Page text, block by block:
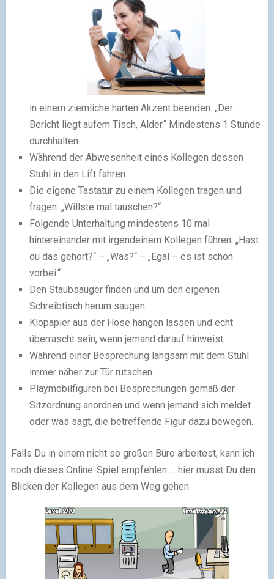
in einem ziemliche harten Akzent beenden. „Der
Bericht liegt aufem Tisch, Alder.“ Mindestens 1 Stunde
durchhalten.
Während der Abwesenheit eines Kollegen dessen
Stuhl in den Lift fahren.
Die eigene Tastatur zu einem Kollegen tragen und
fragen: „Willste mal tauschen?“
Folgende Unterhaltung mindestens 10 mal
hintereinander mit irgendeinem Kollegen führen: „Hast
du das gehört?“ – „Was?“ – „Egal – es ist schon
vorbei.“
Den Staubsauger finden und um den eigenen
Schreibtisch herum saugen.
Klopapier aus der Hose hängen lassen und echt
überrascht sein, wenn jemand darauf hinweist.
Während einer Besprechung langsam mit dem Stuhl
immer näher zur Tür rutschen.
Playmobilfiguren bei Besprechungen gemäß der
Sitzordnung anordnen und wenn jemand sich meldet
oder was sagt, die betreffende Figur dazu bewegen.
Falls Du in einem nicht so großen Büro arbeitest, kann ich
noch dieses Online-Spiel empfehlen … hier musst Du den
Blicken der Kollegen aus dem Weg gehen.